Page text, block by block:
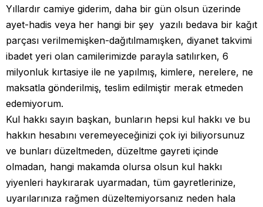
Yıllardır camiye giderim, daha bir gün olsun üzerinde
ayet-hadis veya her hangi bir şey yazılı bedava bir kağıt
parçası verilmemişken-dağıtılmamışken, diyanet takvimi
ibadet yeri olan camilerimizde parayla satılırken, 6
milyonluk kırtasiye ile ne yapılmış, kimlere, nerelere, ne
maksatla gönderilmiş, teslim edilmiştir merak etmeden
edemiyorum.
Kul hakkı sayın başkan, bunların hepsi kul hakkı ve bu
hakkın hesabını veremeyeceğinizi çok iyi biliyorsunuz
ve bunları düzeltmeden, düzeltme gayreti içinde
olmadan, hangi makamda olursa olsun kul hakkı
yiyenleri haykırarak uyarmadan, tüm gayretlerinize,
uyarılarınıza rağmen düzeltemiyorsanız neden hala